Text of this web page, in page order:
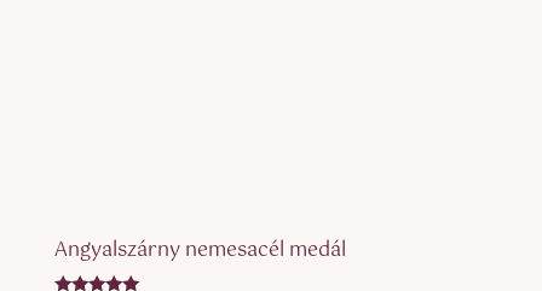
Angyalszárny nemesacél medál